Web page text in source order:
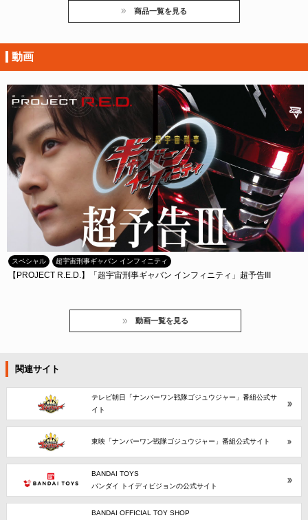
商品一覧を見る
動画
スペシャル 超宇宙刑事ギャバン インフィニティ
【PROJECT R.E.D.】「超宇宙刑事ギャバン インフィニティ」超予告III
動画一覧を見る
関連サイト
テレビ朝日「ナンバーワン戦隊ゴジュウジャー」番組公式サ
イト
東映「ナンバーワン戦隊ゴジュウジャー」番組公式サイト
BANDAI TOYS
バンダイ トイディビジョンの公式サイト
BANDAI OFFICIAL TOY SHOP